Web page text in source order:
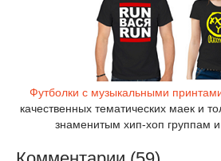
Футболки с музыкальными
качественных тематических маек и
знаменитым хип-хоп группам